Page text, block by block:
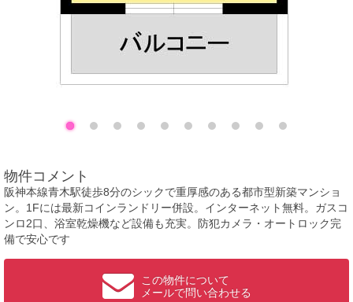
物件コメント
阪神本線青木駅徒歩8分のシックで重厚感のある都市型新築マンショ
ン。1Fには最新コインランドリー併設。インターネット無料。ガスコ
ンロ2口、浴室乾燥機など設備も充実。防犯カメラ・オートロック完
備で安心です
この物件について
メールで問い合わせる